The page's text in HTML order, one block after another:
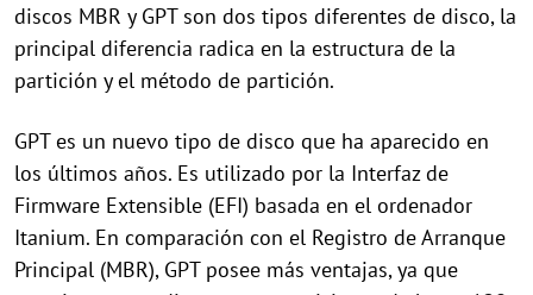
discos MBR y GPT son dos tipos diferentes de disco, la
principal diferencia radica en la estructura de la
partición y el método de partición.
GPT es un nuevo tipo de disco que ha aparecido en
los últimos años. Es utilizado por la Interfaz de
Firmware Extensible (EFI) basada en el ordenador
Itanium. En comparación con el Registro de Arranque
Principal (MBR), GPT posee más ventajas, ya que